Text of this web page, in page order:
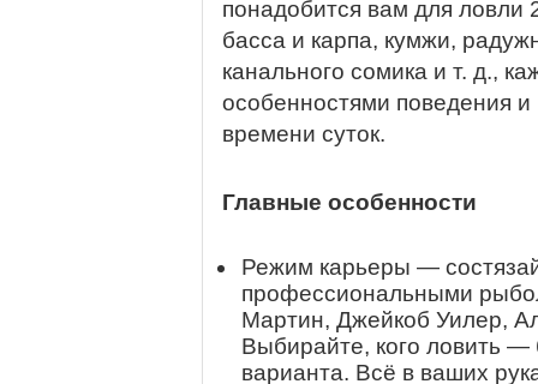
понадобится вам для
басса и карпа, кумжи,
канального сомика и т. д.,
особенностями поведения и
времени суток.
Главные особенности
Режим карьеры —
профессиональными
Мартин, Джейкоб Уилер,
Выбирайте, кого ловить —
варианта. Всё в ваших